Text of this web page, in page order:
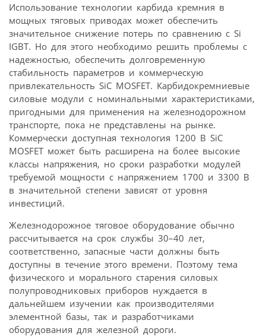
Использование технологии карбида кремния в
мощных тяговых приводах может обеспечить
значительное снижение потерь по сравнению с Si
IGBT. Но для этого необходимо решить проблемы с
надежностью, обеспечить долговременную
стабильность параметров и коммерческую
привлекательность SiC MOSFET. Карбидокремниевые
силовые модули с номинальными характеристиками,
пригодными для применения на железно­дорожном
транспорте, пока не представлены на рынке.
Коммерчески доступная технология 1200 В SiC
MOSFET может быть расширена на более высокие
классы напряжения, но сроки разработки модулей
требуемой мощности с напряжением 1700 и 3300 В
в значительной степени зависят от уровня
инвестиций.
Железнодорожное тяговое оборудование обычно
рассчитывается на срок службы 30–40 лет,
соответственно, запасные части должны быть
доступны в течение этого времени. Поэтому тема
физического и морального старения силовых
полупроводниковых приборов нуждается в
дальнейшем изучении как производителями
элементной базы, так и разработчиками
оборудования для железной дороги.